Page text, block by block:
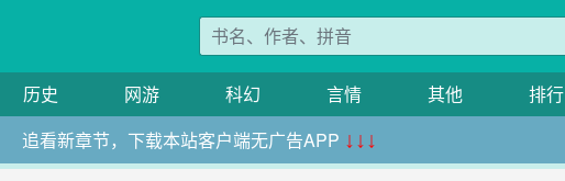
历史 网游 科幻 言情 其他 排行
追看新章节，下载本站客户端无广告APP ↓↓↓